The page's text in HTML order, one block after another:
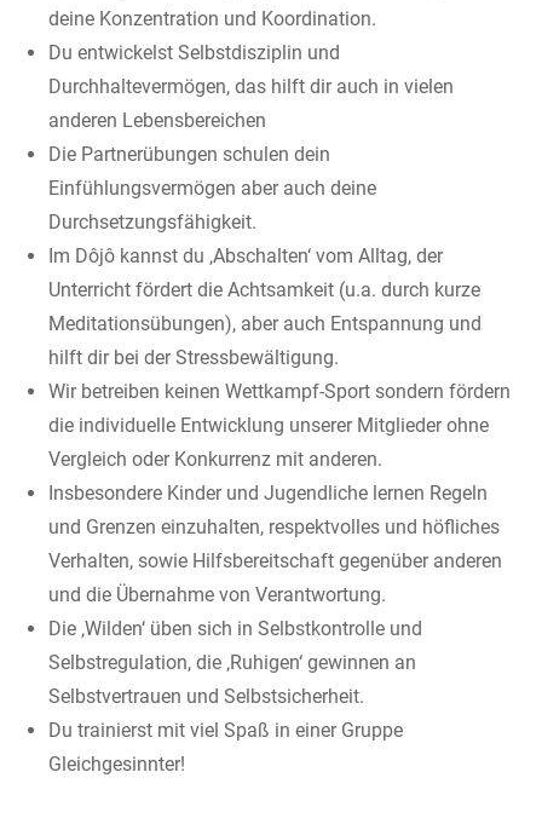
deine Konzentration und Koordination.
Du entwickelst Selbstdisziplin und
Durchhaltevermögen, das hilft dir auch in vielen
anderen Lebensbereichen
Die Partnerübungen schulen dein
Einfühlungsvermögen aber auch deine
Durchsetzungsfähigkeit.
Im Dôjô kannst du ‚Abschalten‘ vom Alltag, der
Unterricht fördert die Achtsamkeit (u.a. durch kurze
Meditationsübungen), aber auch Entspannung und
hilft dir bei der Stressbewältigung.
Wir betreiben keinen Wettkampf-Sport sondern fördern
die individuelle Entwicklung unserer Mitglieder ohne
Vergleich oder Konkurrenz mit anderen.
Insbesondere Kinder und Jugendliche lernen Regeln
und Grenzen einzuhalten, respektvolles und höfliches
Verhalten, sowie Hilfsbereitschaft gegenüber anderen
und die Übernahme von Verantwortung.
Die ‚Wilden‘ üben sich in Selbstkontrolle und
Selbstregulation, die ‚Ruhigen‘ gewinnen an
Selbstvertrauen und Selbstsicherheit.
Du trainierst mit viel Spaß in einer Gruppe
Gleichgesinnter!